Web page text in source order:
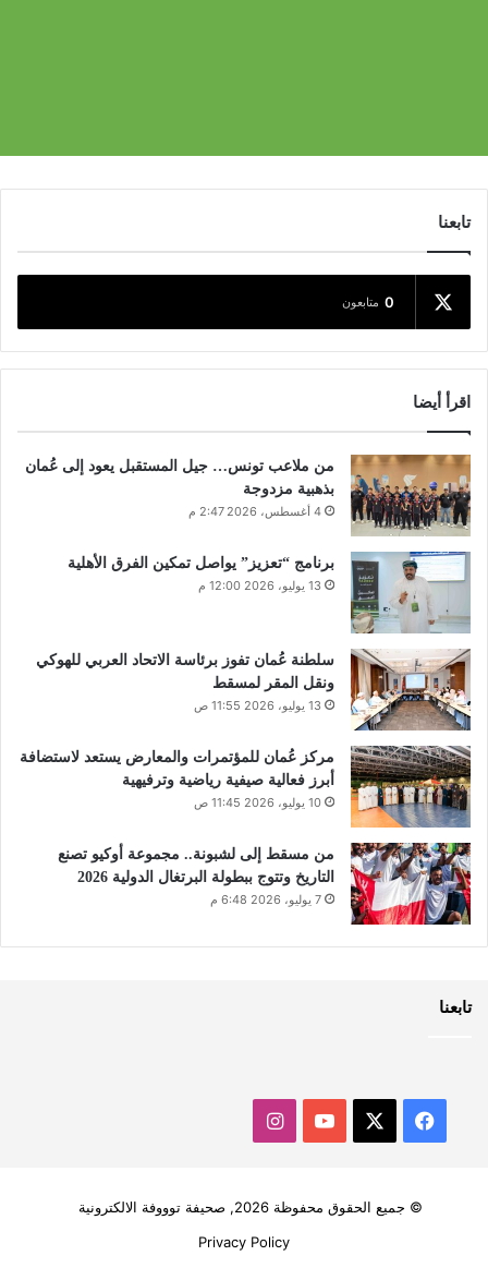
تابعنا
0 متابعون
اقرأ أيضا
من ملاعب تونس… جيل المستقبل يعود إلى عُمان
بذهبية مزدوجة
4 أغسطس، 2026 2:47 م
برنامج “تعزيز” يواصل تمكين الفرق الأهلية
13 يوليو، 2026 12:00 م
سلطنة عُمان تفوز برئاسة الاتحاد العربي للهوكي
ونقل المقر لمسقط
13 يوليو، 2026 11:55 ص
مركز عُمان للمؤتمرات والمعارض يستعد لاستضافة
أبرز فعالية صيفية رياضية وترفيهية
10 يوليو، 2026 11:45 ص
من مسقط إلى لشبونة.. مجموعة أوكيو تصنع
التاريخ وتتوج ببطولة البرتغال الدولية 2026
7 يوليو، 2026 6:48 م
تابعنا
فيسبوك ‫YouTubeانستقرام
© جميع الحقوق محفوظة 2026, صحيفة توووفة الالكترونية
Privacy Policy